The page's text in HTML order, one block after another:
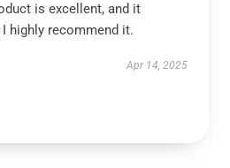
is excellent, and it
highly recommend it.
Apr 14, 2025